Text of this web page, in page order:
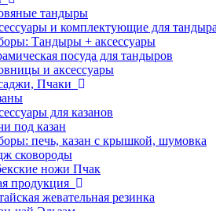
тандыры
и комплектующие для тандыра
Тандыры + аксессуары
посуда для тандыров
и аксессуары
Пчаки
для казанов
под казан
печь, казан с крышкой, шумовка
сковороды
ножи Пчак
продукция
жевательная резинка